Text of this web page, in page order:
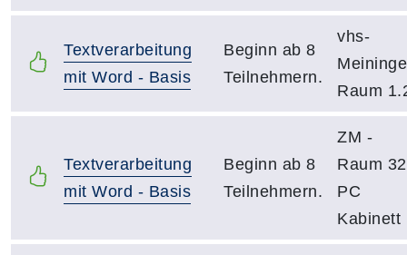
Textverarbeitung
mit Word - Basis
Beginn ab 8
Teilnehmern.
vhs-
Raum
Textverarbeitung
mit Word - Basis
Beginn ab 8
Teilnehmern.
ZM -
Raum
PC
Kabinett